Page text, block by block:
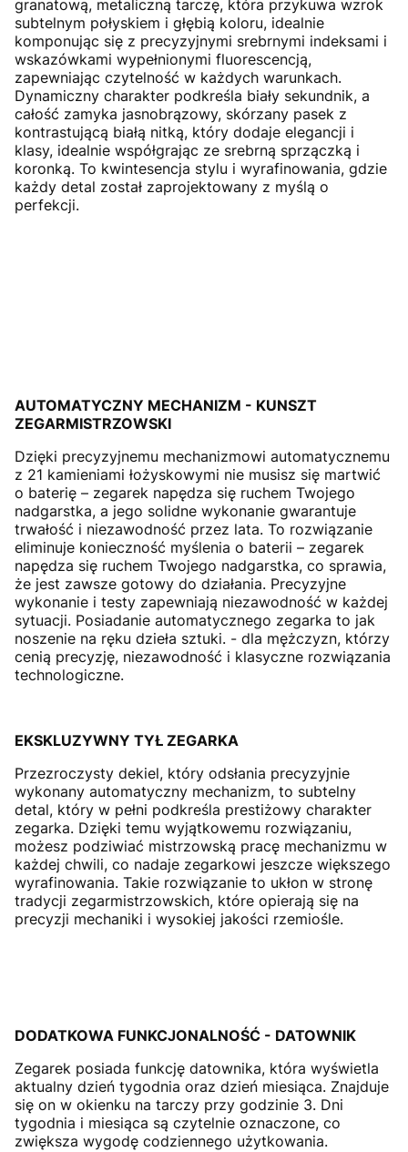
granatową, metaliczną tarczę, która przykuwa wzrok
subtelnym połyskiem i głębią koloru, idealnie
komponując się z precyzyjnymi srebrnymi indeksami i
wskazówkami wypełnionymi fluorescencją,
zapewniając czytelność w każdych warunkach.
Dynamiczny charakter podkreśla biały sekundnik, a
całość zamyka jasnobrązowy, skórzany pasek z
kontrastującą białą nitką, który dodaje elegancji i
klasy, idealnie współgrając ze srebrną sprzączką i
koronką. To kwintesencja stylu i wyrafinowania, gdzie
każdy detal został zaprojektowany z myślą o
perfekcji.
AUTOMATYCZNY MECHANIZM - KUNSZT
ZEGARMISTRZOWSKI
Dzięki precyzyjnemu mechanizmowi automatycznemu
z 21 kamieniami łożyskowymi nie musisz się martwić
o baterię – zegarek napędza się ruchem Twojego
nadgarstka, a jego solidne wykonanie gwarantuje
trwałość i niezawodność przez lata. To rozwiązanie
eliminuje konieczność myślenia o baterii – zegarek
napędza się ruchem Twojego nadgarstka, co sprawia,
że jest zawsze gotowy do działania. Precyzyjne
wykonanie i testy zapewniają niezawodność w każdej
sytuacji. Posiadanie automatycznego zegarka to jak
noszenie na ręku dzieła sztuki. - dla mężczyzn, którzy
cenią precyzję, niezawodność i klasyczne rozwiązania
technologiczne.
EKSKLUZYWNY TYŁ ZEGARKA
Przezroczysty dekiel, który odsłania precyzyjnie
wykonany automatyczny mechanizm, to subtelny
detal, który w pełni podkreśla prestiżowy charakter
zegarka. Dzięki temu wyjątkowemu rozwiązaniu,
możesz podziwiać mistrzowską pracę mechanizmu w
każdej chwili, co nadaje zegarkowi jeszcze większego
wyrafinowania. Takie rozwiązanie to ukłon w stronę
tradycji zegarmistrzowskich, które opierają się na
precyzji mechaniki i wysokiej jakości rzemiośle.
DODATKOWA FUNKCJONALNOŚĆ - DATOWNIK
Zegarek posiada funkcję datownika, która wyświetla
aktualny dzień tygodnia oraz dzień miesiąca. Znajduje
się on w okienku na tarczy przy godzinie 3. Dni
tygodnia i miesiąca są czytelnie oznaczone, co
zwiększa wygodę codziennego użytkowania.